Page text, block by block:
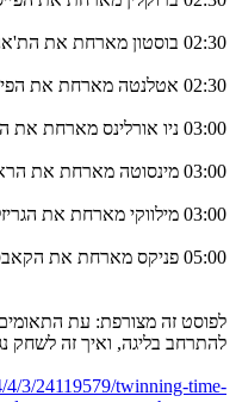
02:30 בוסטון מארחת את הת'אנדר. מובילת המזרח מול מובילת המערב.
02:30 אטלנטה מארחת את הפיסטונס
03:00 ניו אורלינס מארחת את המג'יק. שידור בספורט 5 לייב
03:00 מינסוטה מארחת את הראפטרס
03:00 מילווקי מארחת את הגריזליס
05:00 פניקס מארחת את הקאבס
לפוסט זה מצורפת: עת
להתרחב בליגה, ואיך זה לשחק
4/3/24119579/twinning-time-